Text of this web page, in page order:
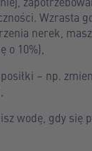
Wzrasta
nerek,
o 10%),
– np.
wodę, gdy się